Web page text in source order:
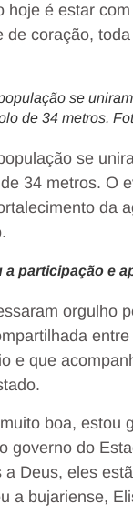
hoje é estar
de coração,
se
de 34 metros.
se
34 metros. O
da
a participação e
orgulho
e que
boa, estou
governo do
a Deus, eles
a bujariense,